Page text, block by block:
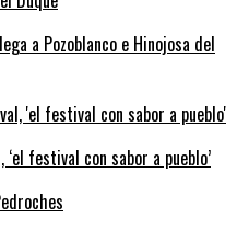
a Pozoblanco e Hinojosa del
festival con sabor a pueblo’